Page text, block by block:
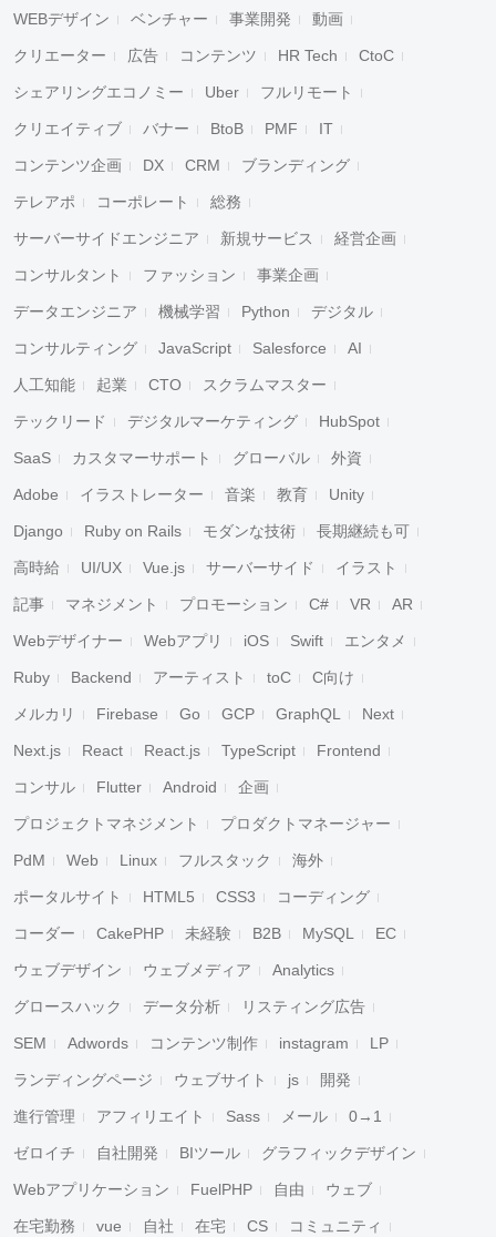
WEBデザイン ベンチャー 事業開発 動画
クリエーター 広告 コンテンツ HR Tech CtoC
シェアリングエコノミー Uber フルリモート
クリエイティブ バナー BtoB PMF IT
コンテンツ企画 DX CRM ブランディング
テレアポ コーポレート 総務
サーバーサイドエンジニア 新規サービス 経営企画
コンサルタント ファッション 事業企画
データエンジニア 機械学習 Python デジタル
コンサルティング JavaScript Salesforce AI
人工知能 起業 CTO スクラムマスター
テックリード デジタルマーケティング HubSpot
SaaS カスタマーサポート グローバル 外資
Adobe イラストレーター 音楽 教育 Unity
Django Ruby on Rails モダンな技術 長期継続も可
高時給 UI/UX Vue.js サーバーサイド イラスト
記事 マネジメント プロモーション C# VR AR
Webデザイナー Webアプリ iOS Swift エンタメ
Ruby Backend アーティスト toC C向け
メルカリ Firebase Go GCP GraphQL Next
Next.js React React.js TypeScript Frontend
コンサル Flutter Android 企画
プロジェクトマネジメント プロダクトマネージャー
PdM Web Linux フルスタック 海外
ポータルサイト HTML5 CSS3 コーディング
コーダー CakePHP 未経験 B2B MySQL EC
ウェブデザイン ウェブメディア Analytics
グロースハック データ分析 リスティング広告
SEM Adwords コンテンツ制作 instagram LP
ランディングページ ウェブサイト js 開発
進行管理 アフィリエイト Sass メール 0→1
ゼロイチ 自社開発 BIツール グラフィックデザイン
Webアプリケーション FuelPHP 自由 ウェブ
在宅勤務 vue 自社 在宅 CS コミュニティ